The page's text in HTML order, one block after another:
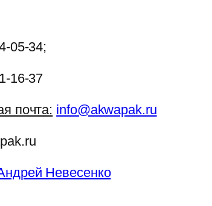
05-34;
16-37
почта: info@akwapak.ru
Невесенко